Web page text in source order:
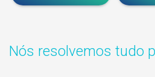
Nós resolvemos tudo